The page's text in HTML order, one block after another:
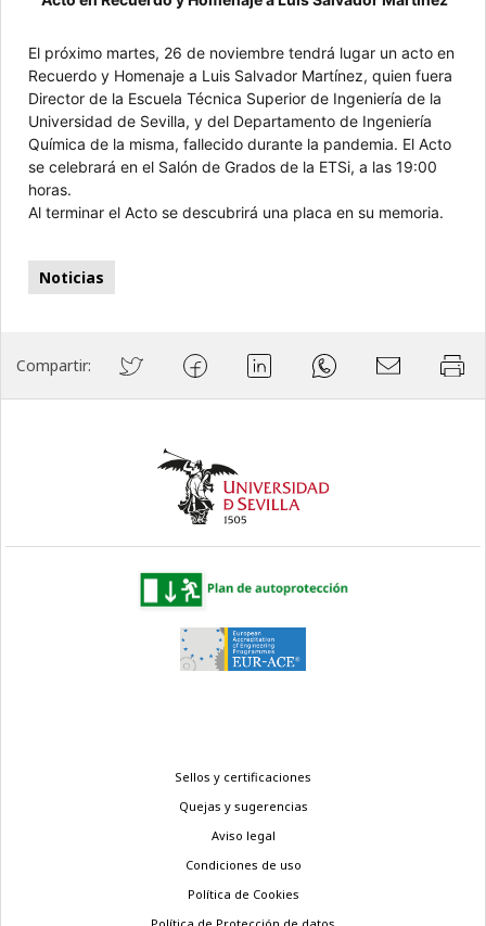
El próximo martes, 26 de noviembre tendrá lugar un acto en
Recuerdo y Homenaje a Luis Salvador Martínez, quien fuera
Director de la Escuela Técnica Superior de Ingeniería de la
Universidad de Sevilla, y del Departamento de Ingeniería
Química de la misma, fallecido durante la pandemia. El Acto
se celebrará en el Salón de Grados de la ETSi, a las 19:00
horas.
Al terminar el Acto se descubrirá una placa en su memoria.
Noticias
Compartir:
Sellos y certificaciones
Quejas y sugerencias
Aviso legal
Condiciones de uso
Política de Cookies